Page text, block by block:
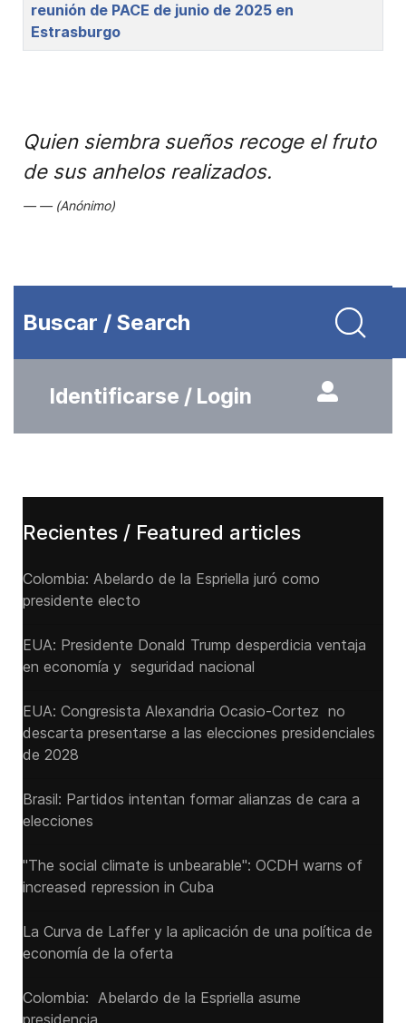
reunión de PACE de junio de 2025 en
Estrasburgo
Quien siembra sueños recoge el fruto
de sus anhelos realizados.
(Anónimo)
Buscar / Search
Identificarse / Login
Recientes / Featured articles
Colombia: Abelardo de la Espriella juró como
presidente electo
EUA: Presidente Donald Trump desperdicia ventaja
en economía y seguridad nacional
EUA: Congresista Alexandria Ocasio-Cortez no
descarta presentarse a las elecciones presidenciales
de 2028
Brasil: Partidos intentan formar alianzas de cara a
elecciones
"The social climate is unbearable": OCDH warns of
increased repression in Cuba
La Curva de Laffer y la aplicación de una política de
economía de la oferta
Colombia: Abelardo de la Espriella asume
presidencia